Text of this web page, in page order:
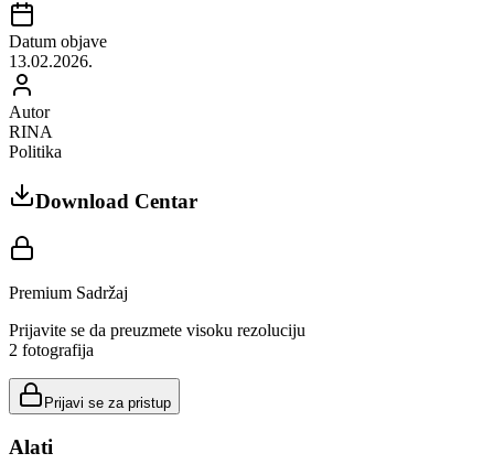
Datum objave
13.02.2026.
Autor
RINA
Politika
Download Centar
Premium Sadržaj
Prijavite se da preuzmete visoku rezoluciju
2 fotografija
Prijavi se za pristup
Alati